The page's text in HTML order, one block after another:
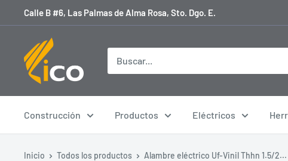
directamente
contenido
Calle B #6, Las Palmas de Alma Rosa, Sto. Dgo. E.
licoferreteria
Construcción Productos Eléctricos
Inicio Todos los productos Alambre eléctrico Uf-Vinil Thhn 1.5/2...